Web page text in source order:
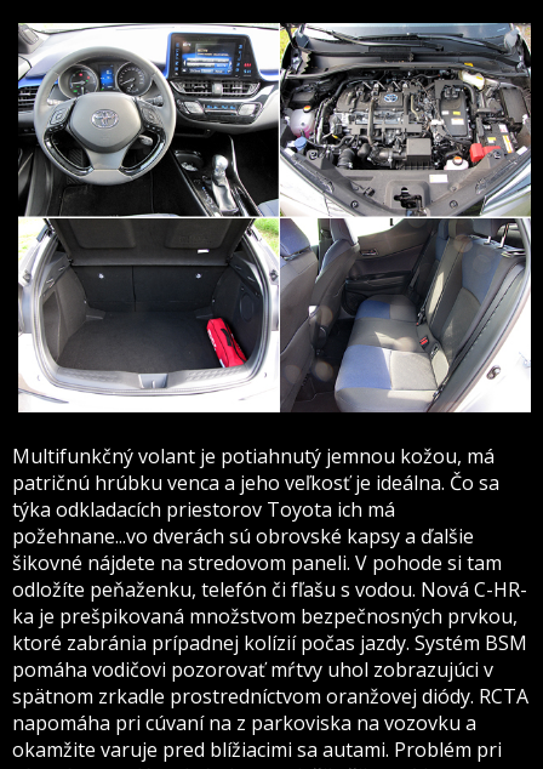
Multifunkčný volant je potiahnutý jemnou kožou, má
patričnú hrúbku venca a jeho veľkosť je ideálna. Čo sa
týka odkladacích priestorov Toyota ich má
požehnane...vo dverách sú obrovské kapsy a ďalšie
šikovné nájdete na stredovom paneli. V pohode si tam
odložíte peňaženku, telefón či fľašu s vodou. Nová C-HR-
ka je prešpikovaná množstvom bezpečnosných prvkou,
ktoré zabránia prípadnej kolízií počas jazdy. Systém BSM
pomáha vodičovi pozorovať mŕtvy uhol zobrazujúci v
spätnom zrkadle prostredníctvom oranžovej diódy. RCTA
napomáha pri cúvaní na z parkoviska na vozovku a
okamžite varuje pred blížiacimi sa autami. Problém pri